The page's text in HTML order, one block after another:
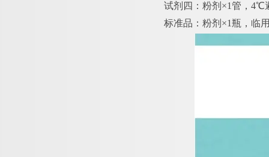
试剂四：粉剂 ×1管，4℃
标准品：粉剂 ×1瓶，临